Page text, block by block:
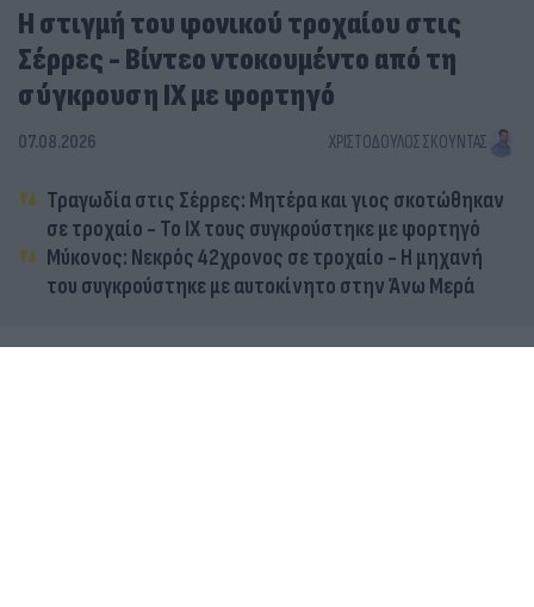
Η στιγμή του φονικού τροχαίου στις
Σέρρες - Βίντεο ντοκουμέντο από τη
σύγκρουση ΙΧ με φορτηγό
07.08.2026 ΧΡΙΣΤΌΔΟΥΛΟΣ ΣΚΟΎΝΤΑΣ
Τραγωδία στις Σέρρες: Μητέρα και γιος σκοτώθηκαν
σε τροχαίο - Το ΙΧ τους συγκρούστηκε με φορτηγό
Μύκονος: Νεκρός 42χρονος σε τροχαίο - Η μηχανή
του συγκρούστηκε με αυτοκίνητο στην Άνω Μερά